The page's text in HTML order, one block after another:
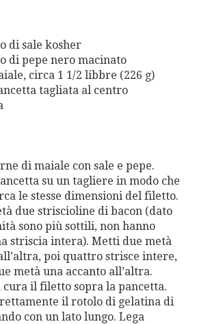
di sale kosher
di pepe nero macinato
circa 1 1/2 libbre (226 g)
tagliata al centro
di maiale con sale e pepe.
su un tagliere in modo che
le stesse dimensioni del filetto.
due striscioline di bacon (dato
sono più sottili, non hanno
striscia intera). Metti due metà
poi quattro strisce intere,
metà una accanto all’altra.
cura il filetto sopra la pancetta.
il rotolo di gelatina di
con un lato lungo. Lega